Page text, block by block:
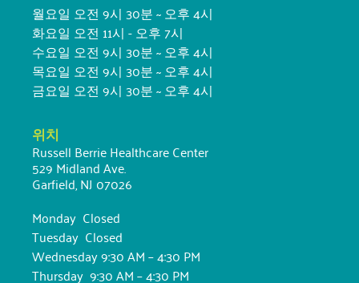
월요일 오전 9시 30분 ~ 오후 4시
화요일 오전 11시 - 오후 7시
수요일 오전 9시 30분 ~ 오후 4시
목요일 오전 9시 30분 ~ 오후 4시
금요일 오전 9시 30분 ~ 오후 4시
위치
Russell Berrie Healthcare Center
529 Midland Ave.
Garfield, NJ 07026
Monday Closed
Tuesday Closed
Wednesday 9:30 AM – 4:30 PM
Thursday 9:30 AM – 4:30 PM